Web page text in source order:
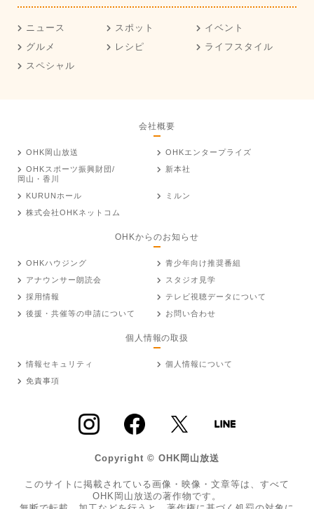
ニュース スポット
イベント
グルメ
レシピ
ライフスタイル
スペシャル
会社概要
OHK岡山放送
OHKエンタープライズ
OHKスポーツ振興財団/
岡山・香川
新本社
KURUNホール
ミルン
株式会社OHKネットコム
OHKからのお知らせ
OHKハウジング
青少年向け推奨番組
アナウンサー朗読会
スタジオ見学
採用情報
テレビ視聴データについて
後援・共催等の申請について
お問い合わせ
個人情報の取扱
情報セキュリティ
個人情報について
免責事項
Copyright © OHK岡山放送
このサイトに掲載されている画像・映像・文章等は、すべて
OHK岡山放送の著作物です。